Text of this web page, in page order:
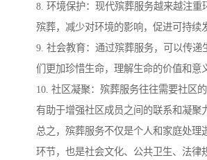
8. 环境保护：现代殡葬服务越来越注重
殡葬，减少对环境的影响，促进可持续
9. 社会教育：通过殡葬服务，可以传递
们更加珍惜生命，理解生命的价值和意
10. 社区凝聚：殡葬服务往往需要社区
有助于增强社区成员之间的联系和凝聚
总之，殡葬服务不仅是个人和家庭处理
环节，也是社会文化、公共卫生、法律